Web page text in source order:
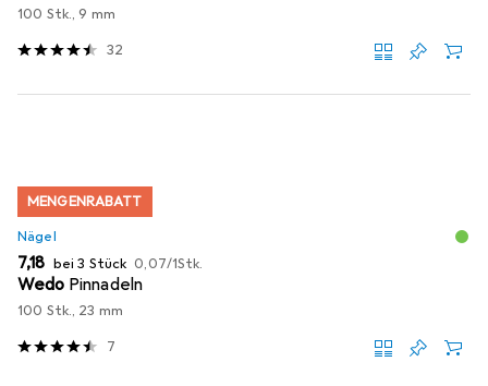
100 Stk., 9 mm
32
MENGENRABATT
Nägel
EUR
7,18 bei 3 Stück EUR
0,07/1Stk.
Wedo Pinnadeln
100 Stk., 23 mm
7